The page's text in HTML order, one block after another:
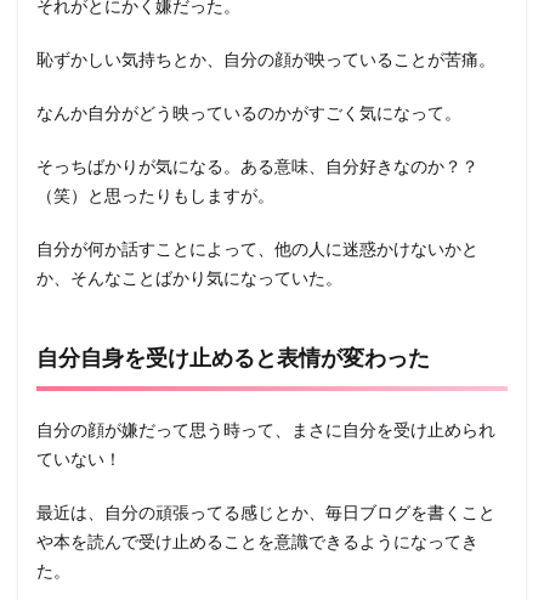
それがとにかく嫌だった。
恥ずかしい気持ちとか、自分の顔が映っていることが苦痛。
なんか自分がどう映っているのかがすごく気になって。
そっちばかりが気になる。ある意味、自分好きなのか？？
（笑）と思ったりもしますが。
自分が何か話すことによって、他の人に迷惑かけないかと
か、そんなことばかり気になっていた。
自分自身を受け止めると表情が変わった
自分の顔が嫌だって思う時って、まさに自分を受け止められ
ていない！
最近は、自分の頑張ってる感じとか、毎日ブログを書くこと
や本を読んで受け止めることを意識できるようになってき
た。